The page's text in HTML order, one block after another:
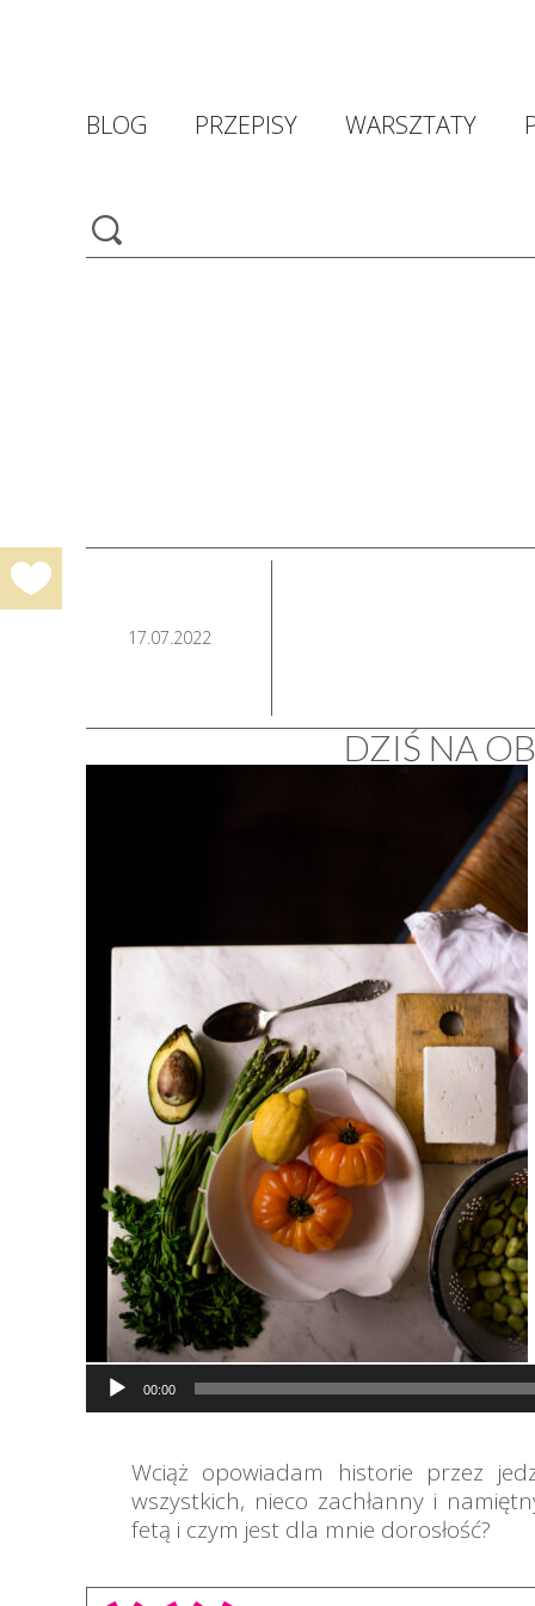
BLOG PRZEPISY WARSZTATY
17.07.2022
DZIŚ NA
Odtwarzacz
plików
00:00
Wciąż opowiadam historie przez
wszystkich, nieco zachłanny i
fetą i czym jest dla mnie dorosłość?